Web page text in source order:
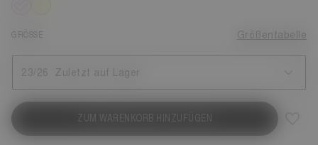
GRÖSSE Größentabelle
23/26 Zuletzt auf Lager
ZUM WARENKORB HINZUFÜGEN